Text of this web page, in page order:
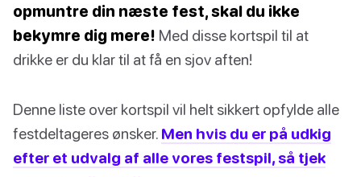
opmuntre din næste fest, skal du ikke
bekymre dig mere! Med disse kortspil til at
drikke er du klar til at få en sjov aften!
Denne liste over kortspil vil helt sikkert opfylde alle
festdeltageres ønsker. Men hvis du er på udkig
efter et udvalg af alle vores festspil, så tjek